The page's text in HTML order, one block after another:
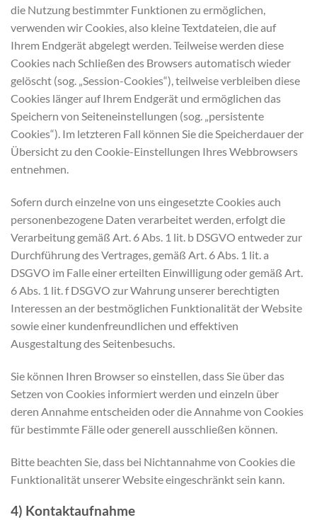
die Nutzung bestimmter Funktionen zu ermöglichen,
verwenden wir Cookies, also kleine Textdateien, die auf
Ihrem Endgerät abgelegt werden. Teilweise werden diese
Cookies nach Schließen des Browsers automatisch wieder
gelöscht (sog. „Session-Cookies“), teilweise verbleiben diese
Cookies länger auf Ihrem Endgerät und ermöglichen das
Speichern von Seiteneinstellungen (sog. „persistente
Cookies“). Im letzteren Fall können Sie die Speicherdauer der
Übersicht zu den Cookie-Einstellungen Ihres Webbrowsers
entnehmen.
Sofern durch einzelne von uns eingesetzte Cookies auch
personenbezogene Daten verarbeitet werden, erfolgt die
Verarbeitung gemäß Art. 6 Abs. 1 lit. b DSGVO entweder zur
Durchführung des Vertrages, gemäß Art. 6 Abs. 1 lit. a
DSGVO im Falle einer erteilten Einwilligung oder gemäß Art.
6 Abs. 1 lit. f DSGVO zur Wahrung unserer berechtigten
Interessen an der bestmöglichen Funktionalität der Website
sowie einer kundenfreundlichen und effektiven
Ausgestaltung des Seitenbesuchs.
Sie können Ihren Browser so einstellen, dass Sie über das
Setzen von Cookies informiert werden und einzeln über
deren Annahme entscheiden oder die Annahme von Cookies
für bestimmte Fälle oder generell ausschließen können.
Bitte beachten Sie, dass bei Nichtannahme von Cookies die
Funktionalität unserer Website eingeschränkt sein kann.
4) Kontaktaufnahme